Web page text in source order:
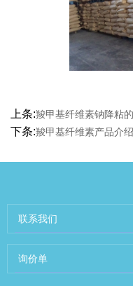
上条:羧甲基纤维素钠降粘
下条:羧甲基纤维素产品介绍
联系我们
询价单